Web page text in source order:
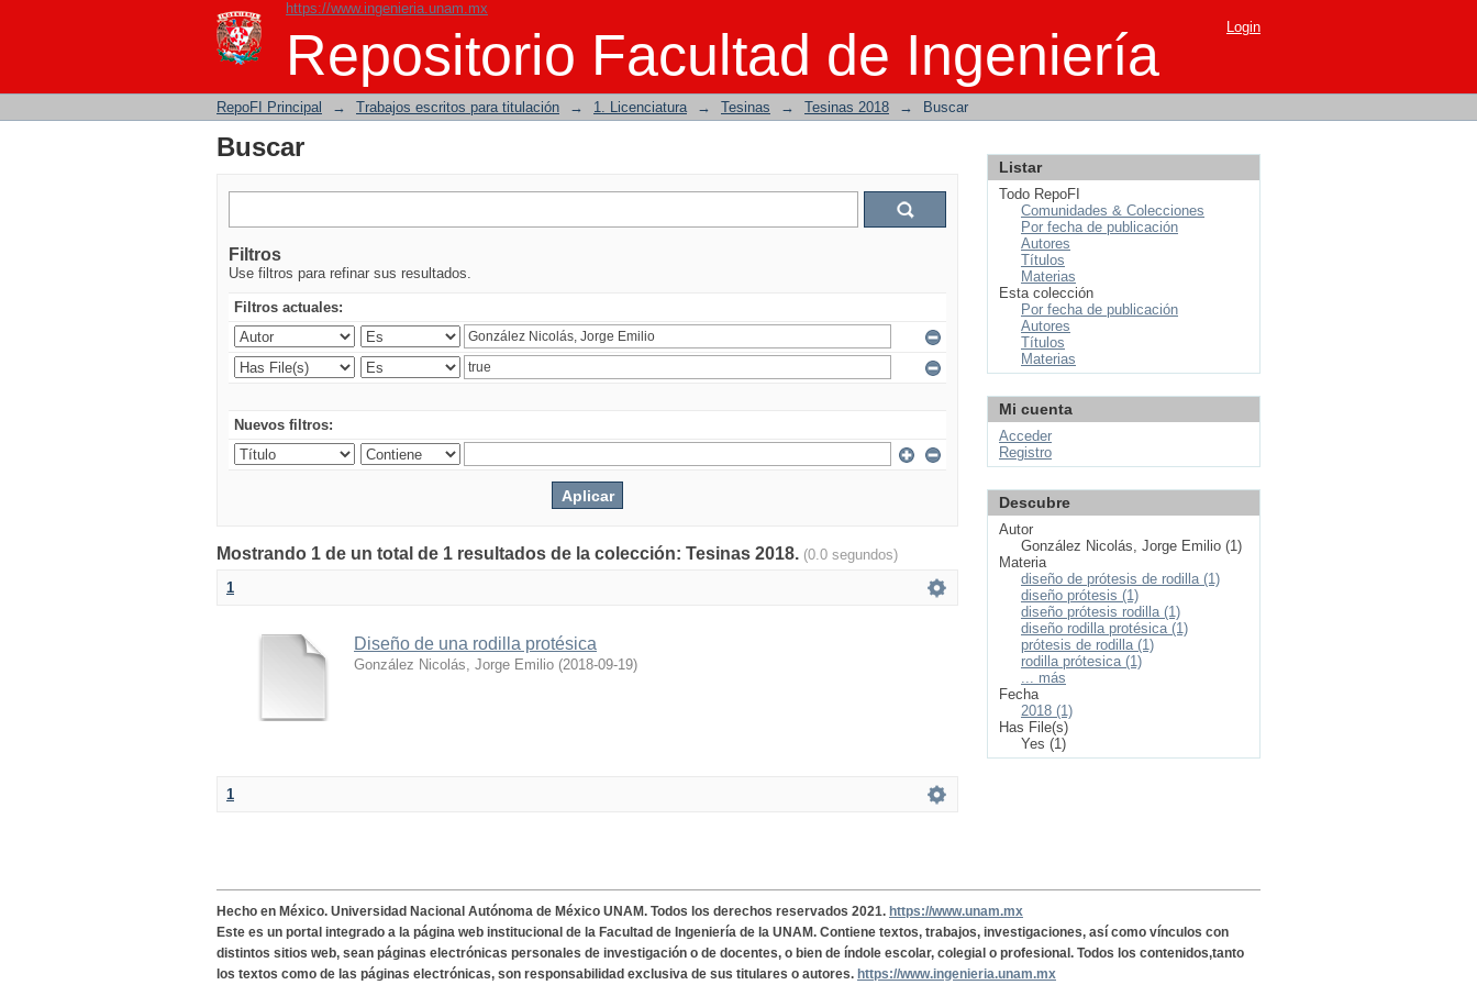
https://www.ingenieria.unam.mx
Repositorio Facultad de Ingeniería
Buscar Login
RepoFI Principal → Trabajos escritos para titulación → 1. Licenciatura → Tesinas → Tesinas 2018 → Buscar
Buscar
Filtros
Use filtros para refinar sus resultados.
Filtros actuales:
Nuevos filtros:
Mostrando 1 de un total de 1 resultados de la colección: Tesinas 2018. (0.0 segundos)
1
Diseño de una rodilla protésica
González Nicolás, Jorge Emilio (2018-09-19)
1
Listar
Todo RepoFI
Comunidades & Colecciones
Por fecha de publicación
Autores
Títulos
Materias
Esta colección
Por fecha de publicación
Autores
Títulos
Materias
Mi cuenta
Acceder
Registro
Descubre
Autor
González Nicolás, Jorge Emilio (1)
Materia
diseño de prótesis de rodilla (1)
diseño prótesis (1)
diseño prótesis rodilla (1)
diseño rodilla protésica (1)
prótesis de rodilla (1)
rodilla prótesica (1)
... más
Fecha
2018 (1)
Has File(s)
Yes (1)
Hecho en México. Universidad Nacional Autónoma de México UNAM. Todos los derechos reservados 2021. https://www.unam.mx
Este es un portal integrado a la página web institucional de la Facultad de Ingeniería de la UNAM. Contiene textos, trabajos, investigaciones, así como vínculos con
distintos sitios web, sean páginas electrónicas personales de investigación o de docentes, o bien de índole escolar, colegial o profesional. Todos los contenidos,tanto
los textos como de las páginas electrónicas, son responsabilidad exclusiva de sus titulares o autores. https://www.ingenieria.unam.mx